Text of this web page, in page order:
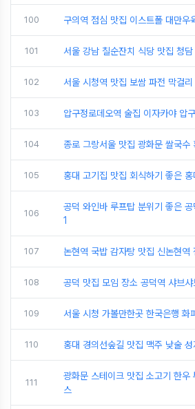
100 구의역 점심 맛집 이스트폴 대만우
101 서울 강남 칠순잔치 식당 맛집 청
102 서울 시청역 맛집 보쌈 파전 막걸
103 압구정로데오역 술집 이자카야 압
104 종로 그랑서울 맛집 광화문 쌀국수
105 홍대 고기집 맛집 회식하기 좋은
106
공덕 와인바 루프탑 분위기 좋은
1
107 논현역 국밥 감자탕 맛집 신논현역
108 공덕 맛집 모임 장소 공덕역 샤브
109 서울 시청 가볼만한곳 한국은행 화
110 홍대 경의선숲길 맛집 맥주 낮술 성
111
광화문 스테이크 맛집 소고기 한우
스